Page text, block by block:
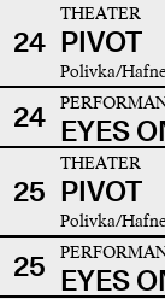
24
THEATER
PIVOT
Polivka/
24 EYES
25
THEATER
PIVOT
Polivka/
25 EYES